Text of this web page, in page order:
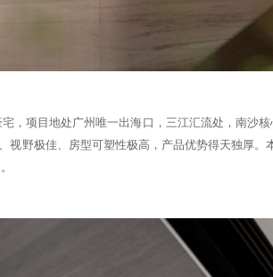
，项目地处广州唯一出海口，三江汇流处，南沙
视野极佳、房型可塑性极高，产品优势得天独厚。